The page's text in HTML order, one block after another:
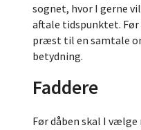
sognet, hvor I gerne
aftale tidspunktet.
præst til en samtale
betydning.
Faddere
Før dåben skal I